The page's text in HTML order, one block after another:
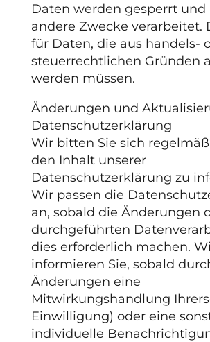
Daten werden gesperrt
andere Zwecke verarbeitet.
für Daten, die aus handels-
steuerrechtlichen Gründen
werden müssen.
Änderungen und
Datenschutzerklärung
Wir bitten Sie sich
den Inhalt unserer
Datenschutzerklärung zu
Wir passen die
an, sobald die Änderungen
durchgeführten
dies erforderlich machen.
informieren Sie, sobald
Änderungen eine
Mitwirkungshandlung
Einwilligung) oder eine
individuelle